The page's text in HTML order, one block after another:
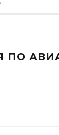
ПО